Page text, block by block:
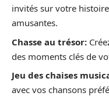
invités sur votre
amusantes.
Chasse au trésor:
des moments clés de
Jeu des chaises
avec vos chansons